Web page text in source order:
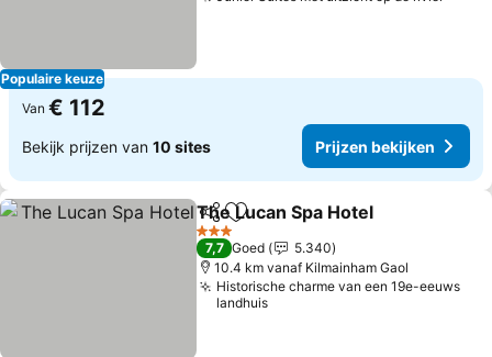
Populaire keuze
Van € 112
Bekijk prijzen van 10 sites Prijzen bekijken
DelenToevoegen aan favorieten
The Lucan Spa Hotel
3 Sterren
7,7 Goed
5.340
10.4 km vanaf Kilmainham Gaol
Historische charme van een 19e-eeuws
landhuis